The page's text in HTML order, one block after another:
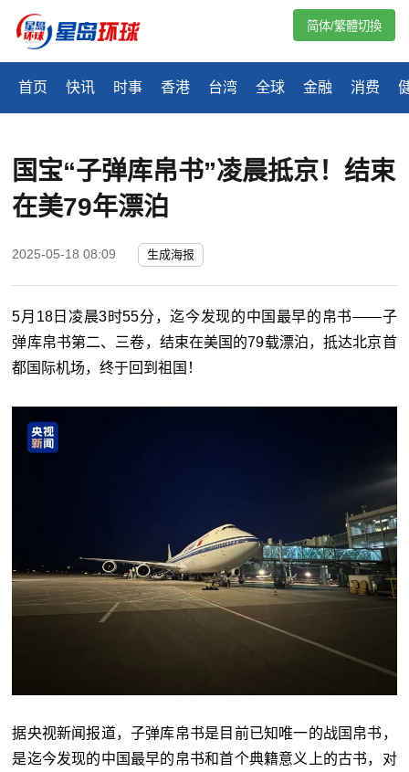
首页 快讯 时事 香港 台湾 全球 金融 消费
简体/繁體切換
国宝“子弹库帛书”凌晨抵京！结束
在美79年漂泊
2025-05-18 08:09 生成海报
5月18日凌晨3时55分，迄今发现的中国最早的帛书——子
弹库帛书第二、三卷，结束在美国的79载漂泊，抵达北京首
都国际机场，终于回到祖国！
据央视新闻报道，子弹库帛书是目前已知唯一的战国帛书，
是迄今发现的中国最早的帛书和首个典籍意义上的古书，对